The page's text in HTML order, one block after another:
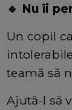
🔹 Nu îi
Un copil
teamă să
Ajută-l să